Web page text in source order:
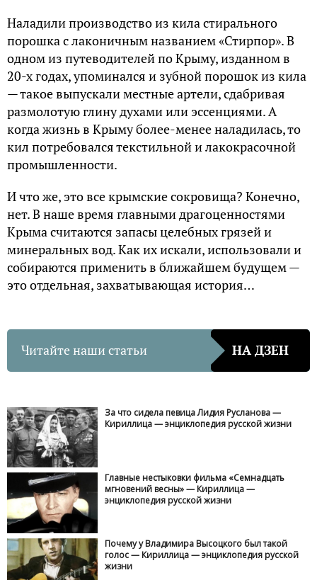
Наладили производство из кила стирального
порошка с лаконичным названием «Стирпор». В
одном из путеводителей по Крыму, изданном в
20-х годах, упоминался и зубной порошок из кила
— такое выпускали местные артели, сдабривая
размолотую глину духами или эссенциями. А
когда жизнь в Крыму более-менее наладилась, то
кил потребовался текстильной и лакокрасочной
промышленности.
И что же, это все крымские сокровища? Конечно,
нет. В наше время главными драгоценностями
Крыма считаются запасы целебных грязей и
минеральных вод. Как их искали, использовали и
собираются применить в ближайшем будущем —
это отдельная, захватывающая история…
Читайте наши статьи НА ДЗЕН
За что сидела певица Лидия Русланова —
Кириллица — энциклопедия русской жизни
Главные нестыковки фильма «Семнадцать
мгновений весны» — Кириллица —
энциклопедия русской жизни
Почему у Владимира Высоцкого был такой
голос — Кириллица — энциклопедия русской
жизни